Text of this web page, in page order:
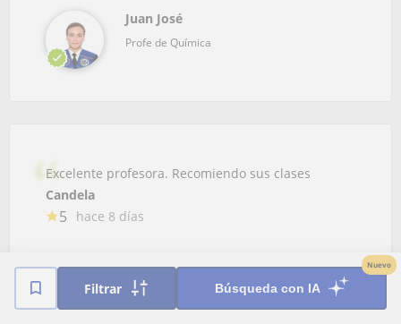
Filtrar Búsqueda con IA
Nuevo
Juan José
Profe de Química
Excelente profesora. Recomiendo sus clases
Candela
5 hace 8 días
María Cecilia
Profe de Química